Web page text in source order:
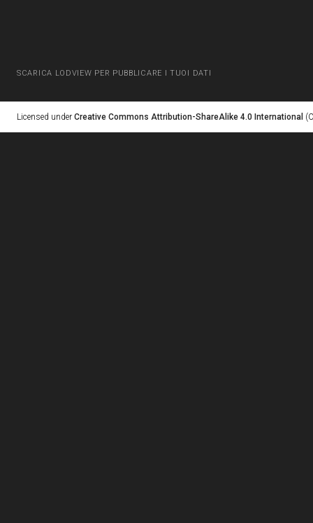
SCARICA LODVIEW PER PUBBLICARE I TUOI DATI
Licensed under Creative Commons Attribution-ShareAlike 4.0 International